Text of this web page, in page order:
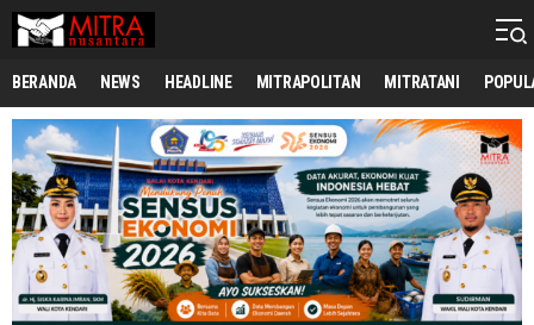
mitranusantara.id
Mitranya Masyarakat Indonesia
BERANDA NEWS HEADLINE MITRAPOLITAN MITRATANI